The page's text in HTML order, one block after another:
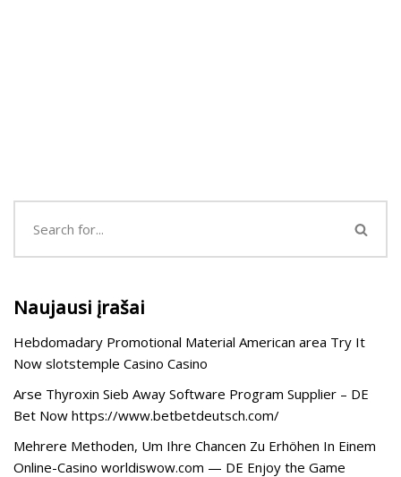
Naujausi įrašai
Hebdomadary Promotional Material American area Try It
Now slotstemple Casino Casino
Arse Thyroxin Sieb Away Software Program Supplier – DE
Bet Now https://www.betbetdeutsch.com/
Mehrere Methoden, Um Ihre Chancen Zu Erhöhen In Einem
Online-Casino worldiswow.com — DE Enjoy the Game